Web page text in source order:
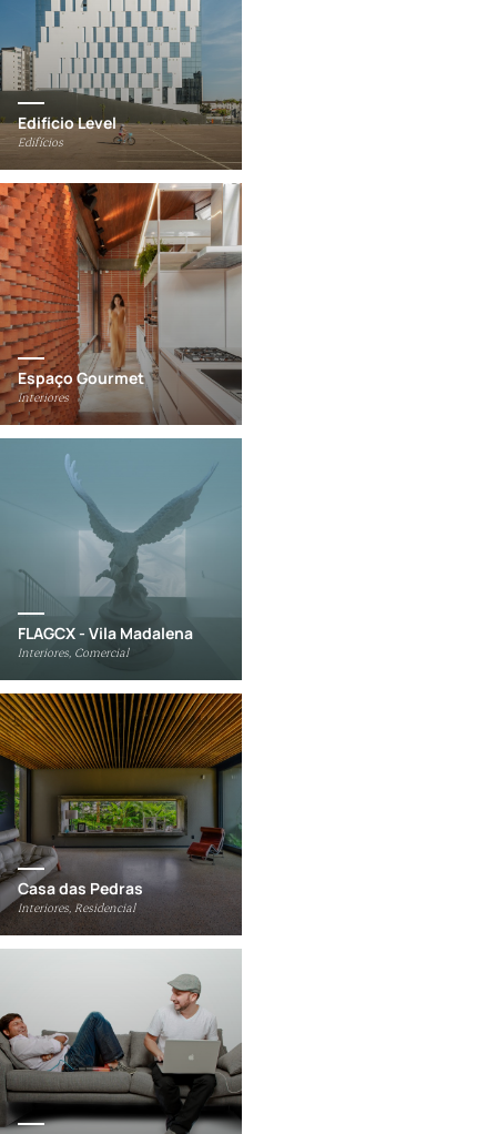
Edifício Level
Edifícios
Espaço Gourmet
Interiores
FLAGCX - Vila Madalena
Interiores, Comercial
Casa das Pedras
Interiores, Residencial